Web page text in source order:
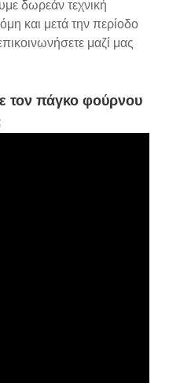
δωρεάν τεχνική
και μετά την περίοδο
μαζί μας
τον πάγκο φούρνου